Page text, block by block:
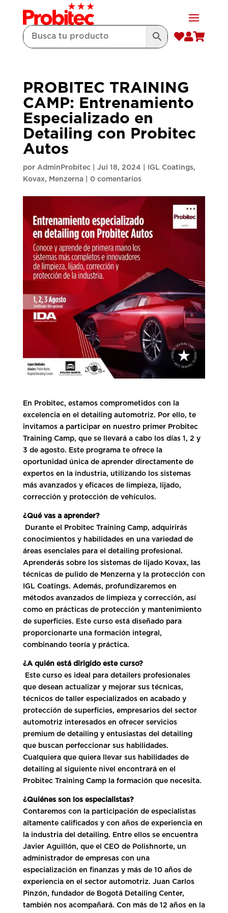

PROBITEC TRAINING
CAMP: Entrenamiento
Especializado en
Detailing con Probitec
Autos
por AdminProbitec| Jul 18, 2024 IGL Coatings,
Kovax, Menzerna| 0 comentarios
En Probitec, estamos comprometidos con la
excelencia en el detailing automotriz. Por ello, te
invitamos a participar en nuestro primer Probitec
Training Camp, que se llevará a cabo los días 1, 2 y
3 de agosto. Este programa te ofrece la
oportunidad única de aprender directamente de
expertos en la industria, utilizando los sistemas
más avanzados y eficaces de limpieza, lijado,
corrección y protección de vehículos.
¿Qué vas a aprender?
Durante el Probitec Training Camp, adquirirás
conocimientos y habilidades en una variedad de
áreas esenciales para el detailing profesional.
Aprenderás sobre los sistemas de lijado Kovax, las
técnicas de pulido de Menzerna y la protección con
IGL Coatings. Además, profundizaremos en
métodos avanzados de limpieza y corrección, así
como en prácticas de protección y mantenimiento
de superficies. Este curso está diseñado para
proporcionarte una formación integral,
combinando teoría y práctica.
¿A quién está dirigido este curso?
Este curso es ideal para detailers profesionales
que desean actualizar y mejorar sus técnicas,
técnicos de taller especializados en acabado y
protección de superficies, empresarios del sector
automotriz interesados en ofrecer servicios
premium de detailing y entusiastas del detailing
que buscan perfeccionar sus habilidades.
Cualquiera que quiera llevar sus habilidades de
detailing al siguiente nivel encontrará en el
Probitec Training Camp la formación que necesita.
¿Quiénes son los especialistas?
Contaremos con la participación de especialistas
altamente calificados y con años de experiencia en
la industria del detailing. Entre ellos se encuentra
Javier Aguillón, que el CEO de Polishnorte, un
administrador de empresas con una
especialización en finanzas y más de 10 años de
experiencia en el sector automotriz. Juan Carlos
Pinzón, fundador de Bogotá Detailing Center,
también nos acompañará. Con más de 12 años en la